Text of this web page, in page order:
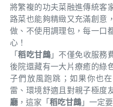
將繁複的功夫菜融進傳統客
路菜也能夠精緻又充滿創意
做、不使用調理包，每一口
心！
「稻吃甘鷓」不僅免收服務
後院還藏有一大片療癒的綠
子們放風跑跳；如果你也
雷、環境舒適且對親子極度
廳 ，這家「 稻吃甘鷓 」一定